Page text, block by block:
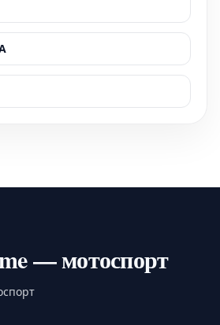
— мотоспорт